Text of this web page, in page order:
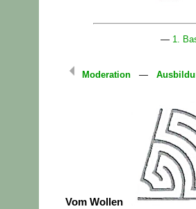
— 1.
Moderation —
Vom Wollen